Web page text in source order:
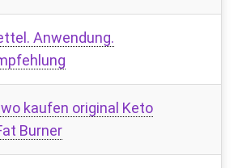
Anwendung.
kaufen original Keto
Burner